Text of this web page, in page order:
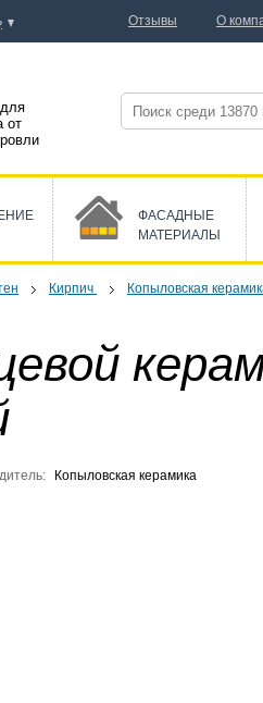
Кирпич Копыловская
Копыловская керамика
от
ФАСАДНЫЕ
МАТЕРИАЛЫ
Отзывы О